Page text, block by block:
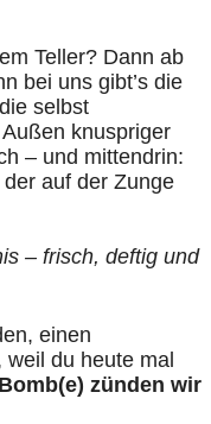
Teller? Dann ab
bei uns gibt’s die
selbst
knuspriger
– und mittendrin:
der auf der Zunge
– frisch, deftig und
einen
du heute mal
zünden wir